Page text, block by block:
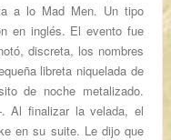
a lo Mad Men. Un tipo
en inglés. El evento fue
discreta, los nombres
libreta niquelada de
de noche metalizado.
Al finalizar la velada, el
en su suite. Le dijo que